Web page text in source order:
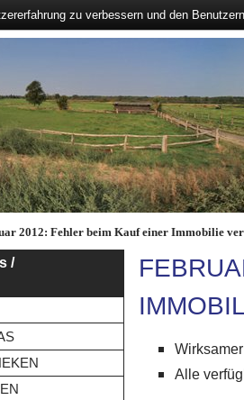
2012: Fehler beim Kauf einer Immobilie
/
Alle
zu verbessern und den